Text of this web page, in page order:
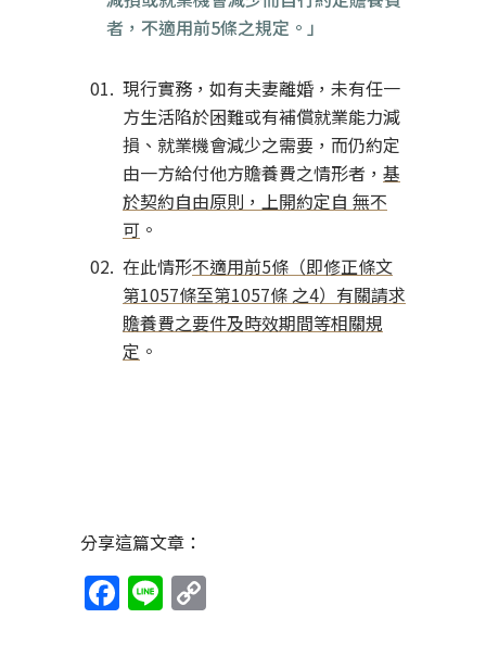
者，不適用前5條之規定。」
現行實務，如有夫妻離婚，未有任一
方生活陷於困難或有補償就業能力減
損、就業機會減少之需要，而仍約定
由一方給付他方贍養費之情形者， 基
於契約自由原則，上開約定自 無不
可 。
在此情形不適用前5條（即修正條文
第1057條至第1057條 之4）有關請求
贍養費之要件及時效期間等相關規
定 。
分享這篇文章：
Facebook
Line